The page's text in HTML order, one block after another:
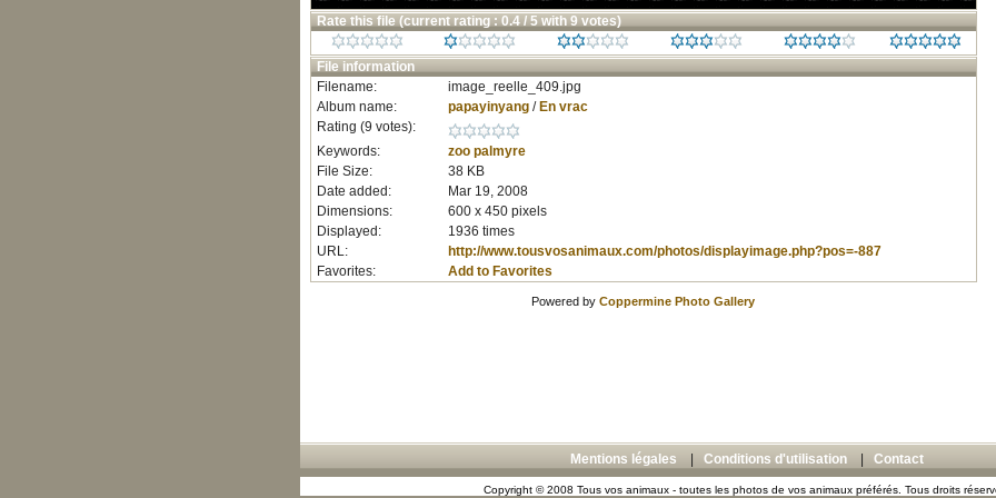
Rate this file (current rating : 0.4 / 5 with 9 votes)
File information
Filename:
image_reelle_409.jpg
Album name:
papayinyang/ En vrac
Rating (9 votes):
Keywords:
zoo palmyre
File Size:
38 KB
Date added:
Mar 19, 2008
Dimensions:
600 x 450 pixels
Displayed:
1936 times
URL:
http://www.tousvosanimaux.com/photos/displayimage.php?pos=-887
Favorites:
Add to Favorites
Powered by Coppermine Photo Gallery
Mentions légales Conditions d'utilisation Contact
Copyright © 2008 Tous vos animaux - toutes les photos de vos animaux préférés. Tous droits